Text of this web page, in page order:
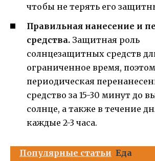
чтобы не терять его
Правильная нанесение и
средства. Защитная роль
солнцезащитных средств
ограниченное время,
периодическая
средство за 15-30 минут до
солнце, а также в течение
каждые 2-3 часа.
Популярные статьи Еда